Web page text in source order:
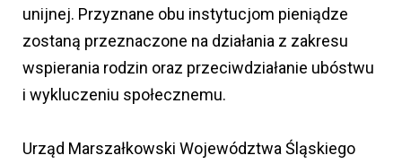
unijnej. Przyznane obu instytucjom pieniądze
zostaną przeznaczone na działania z zakresu
wspierania rodzin oraz przeciwdziałanie ubóstwu
i wykluczeniu społecznemu.
Urząd Marszałkowski Województwa Śląskiego